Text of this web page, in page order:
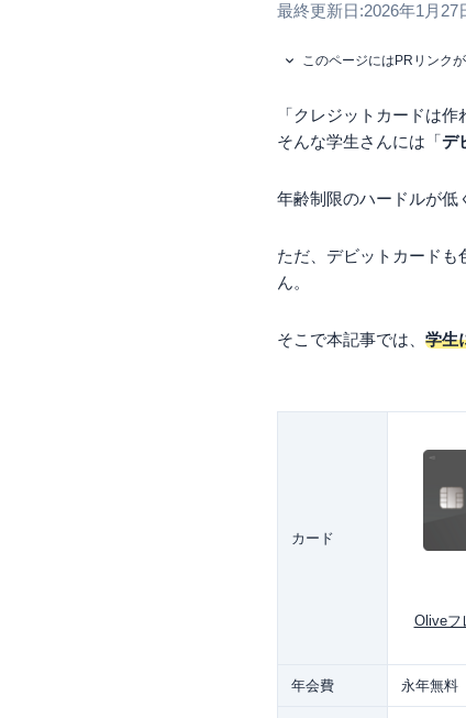
最終更新日:2026年1月27
このページにはPRリンク
「クレジットカードは
そんな学生さんには「デ
年齢制限のハードルが低
ただ、デビットカード
ん。
そこで本記事では、 学生
カード
Oliveフ
年会費 永年無料